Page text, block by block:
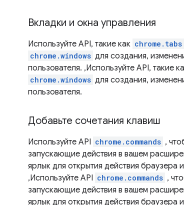
Вкладки и окна управления
Используйте API, такие как chrome.tabs
chrome.windows для создания,
пользователя. ,Используйте API, такие
chrome.windows для создания,
пользователя.
Добавьте сочетания клавиш
Используйте API chrome.commands ,
запускающие действия в вашем
ярлык для открытия действия
,Используйте API chrome.commands ,
запускающие действия в вашем
ярлык для открытия действия